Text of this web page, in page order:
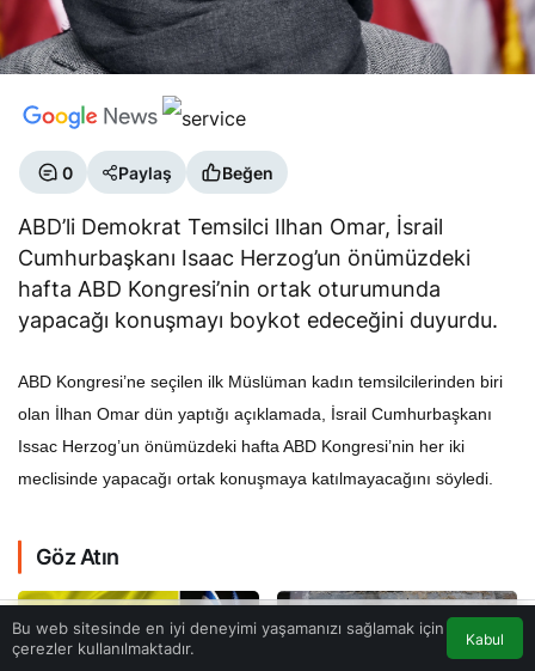
0 Paylaş Beğen
ABD’li Demokrat Temsilci Ilhan Omar, İsrail
Cumhurbaşkanı Isaac Herzog’un önümüzdeki
hafta ABD Kongresi’nin ortak oturumunda
yapacağı konuşmayı boykot edeceğini duyurdu.
ABD Kongresi’ne seçilen ilk Müslüman kadın temsilcilerinden biri
olan İlhan Omar dün yaptığı açıklamada, İsrail Cumhurbaşkanı
Issac Herzog’un önümüzdeki hafta ABD Kongresi’nin her iki
meclisinde yapacağı ortak konuşmaya katılmayacağını söyledi.
Göz Atın
Bu web sitesinde en iyi deneyimi yaşamanızı sağlamak için
çerezler kullanılmaktadır.
Kabul
Anasayfa Akış Trafik